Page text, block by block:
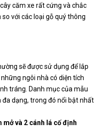
căm xe rất cứng và chắc
với các loại gỗ quý thông
sẽ được sử dụng để lắp
ngôi nhà có diện tích
tráng. Danh mục của mẫu
đa dạng, trong đó nổi bật nhất
mở và 2 cánh lá cố định